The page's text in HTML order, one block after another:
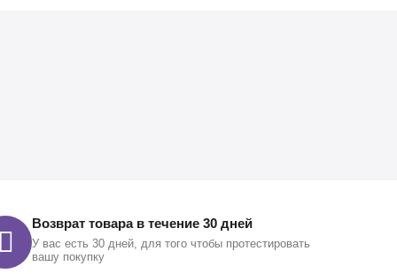
Возврат товара в течение 30 дней
У вас есть 30 дней, для того чтобы протестировать
вашу покупку